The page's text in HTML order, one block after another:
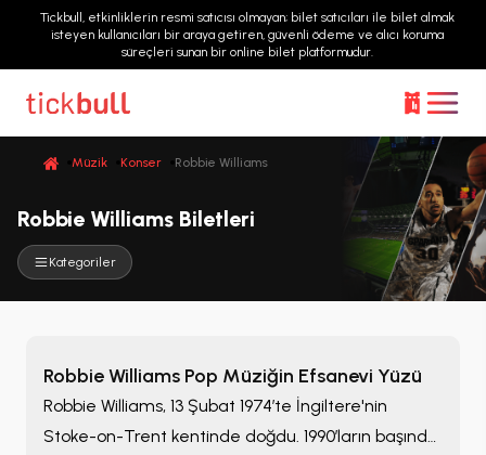
Tickbull, etkinliklerin resmi satıcısı olmayan; bilet satıcıları ile bilet almak
isteyen kullanıcıları bir araya getiren, güvenli ödeme ve alıcı koruma
süreçleri sunan bir online bilet platformudur.
Müzik Konser Robbie Williams
Robbie Williams Biletleri
Kategoriler
Robbie Williams Pop Müziğin Efsanevi Yüzü
Robbie Williams, 13 Şubat 1974’te İngiltere'nin
Stoke-on-Trent kentinde doğdu. 1990’ların başında